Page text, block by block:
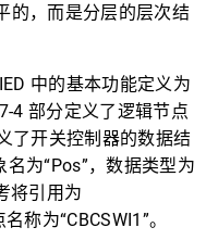
的，而是分层的层次结
中的基本功能定义为
4 部分定义了逻辑节点
了开关控制器的数据结
为“Pos”，数据类型为
将引用为
称为“CBCSWI1”。